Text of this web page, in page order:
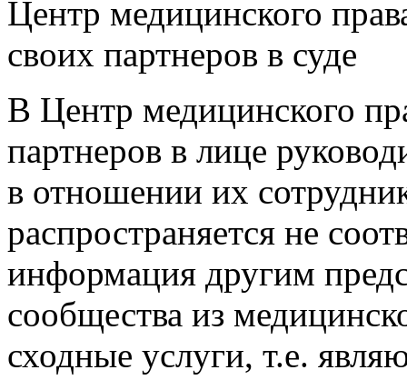
Центр медицинского
своих партнеров в суде
В Центр медицинского
партнеров в лице
в отношении их
распространяется не
информация другим
сообщества из
сходные услуги, т.е.